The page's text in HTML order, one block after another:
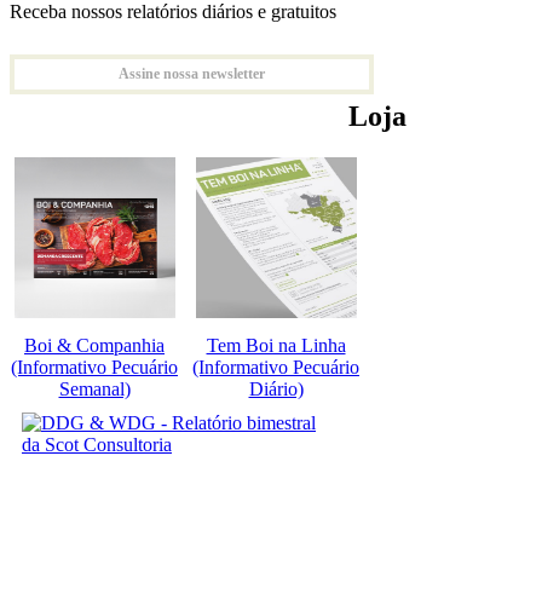
Receba nossos relatórios diários e gratuitos
Assine nossa newsletter
Loja
Boi & Companhia
(Informativo Pecuário
Semanal)
Tem Boi na Linha
(Informativo Pecuário
Diário)